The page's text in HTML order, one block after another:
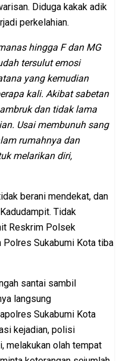
Diduga kakak adik
perkelahian.
hingga F dan MG
tersulut emosi
yang kemudian
kali. Akibat sabetan
dan tidak lama
Usai membunuh sang
rumahnya dan
melarikan diri,
berani mendekat, dan
Tidak
Reskrim Polsek
Sukabumi Kota tiba
santai sambil
langsung
Sukabumi Kota
kejadian, polisi
melakukan olah tempat